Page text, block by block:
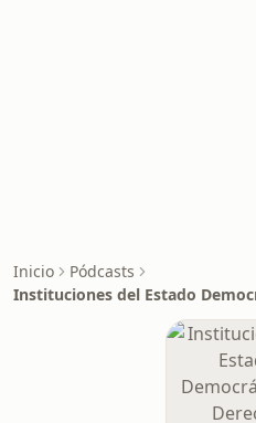
Inicio
Pódcasts
Instituciones del Estado